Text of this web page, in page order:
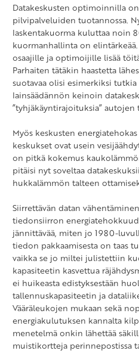
Datakeskusten optimoinnilla
pilvipalveluiden tuotannossa.
laskentakuorma kuluttaa noin
kuormanhallinta on
osaajille ja optimoijille lisää
Parhaiten tätäkin haastetta
suotavaa olisi esimerkiksi
lainsäädännön keinoin
”tyhjäkäyntirajoituksia” autojen
Myös keskusten
keskukset ovat usein
on pitkä kokemus
pitäisi nyt soveltaa
hukkalämmön talteen
Siirrettävän datan
tiedonsiirron
jännittävää, miten jo 1980-
tiedon pakkaamisesta on taas
vaikka se jo miltei julistettiin
kapasiteetin kasvettua
ei huikeasta edistyksestään
tallennuskapasiteetin ja
Vääräleukojen mukaan sekä
energiakulutuksen kannalta
menetelmä onkin lähettää
muistikortteja perinnepostissa